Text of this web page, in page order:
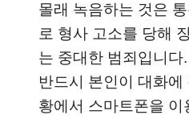
몰래 녹음하는 것은
로 형사 고소를 당해
는 중대한 범죄입니다
반드시 본인이 대화
황에서 스마트폰을